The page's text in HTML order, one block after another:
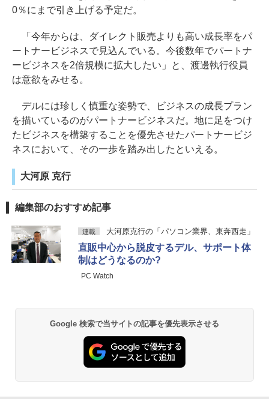
0％にまで引き上げる予定だ。
「今年からは、ダイレクト販売よりも高い成長率をパ
ートナービジネスで見込んでいる。今後数年でパートナ
ービジネスを2倍規模に拡大したい」と、渡邊執行役員
は意欲をみせる。
デルには珍しく慎重な姿勢で、ビジネスの成長プラン
を描いているのがパートナービジネスだ。地に足をつけ
たビジネスを構築することを優先させたパートナービジ
ネスにおいて、その一歩を踏み出したといえる。
大河原 克行
編集部のおすすめ記事
連載 大河原克行の「パソコン業界、東奔西走」
直販中心から脱皮するデル、サポート体
制はどうなるのか?
PC Watch
Google 検索で当サイトの記事を優先表示させる